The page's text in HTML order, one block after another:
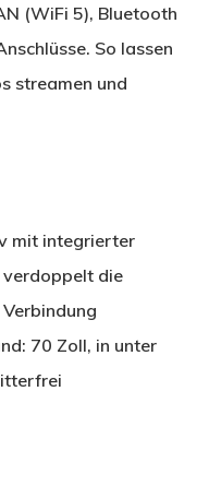
(WiFi 5), Bluetooth
So lassen
streamen und
mit integrierter
die
70 Zoll, in unter